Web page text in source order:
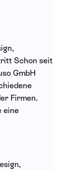
Schon seit
GmbH
Firmen.
eine